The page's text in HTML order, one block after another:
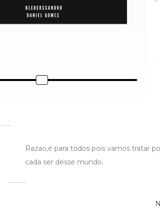
Razao,é para todos pois vamos tratar
cada ser desse mundo.